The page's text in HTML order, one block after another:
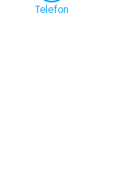
Telefon